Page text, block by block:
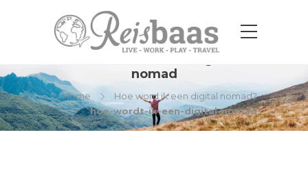
nomad
Home
Hoe word ik een digital nomad?
hoe-wordt-ik-een-digital-nomad